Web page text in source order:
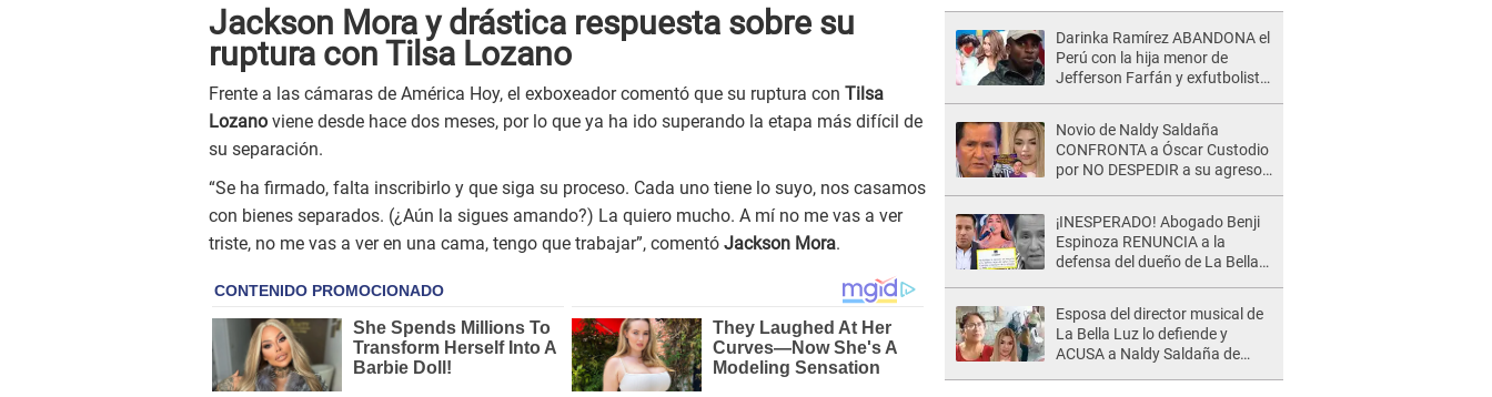
Jackson Mora y drástica respuesta sobre su
ruptura con Tilsa Lozano
Frente a las cámaras de América Hoy, el exboxeador comentó que su ruptura con Tilsa
Lozano viene desde hace dos meses, por lo que ya ha ido superando la etapa más difícil de
su separación.
“Se ha firmado, falta inscribirlo y que siga su proceso. Cada uno tiene lo suyo, nos casamos
con bienes separados. (¿Aún la sigues amando?) La quiero mucho. A mí no me vas a ver
triste, no me vas a ver en una cama, tengo que trabajar”, comentó Jackson Mora.
Darinka Ramírez ABANDONA el
Perú con la hija menor de
Jefferson Farfán y exfutbolista
Novio de Naldy Saldaña
CONFRONTA a Óscar Custodio
por NO DESPEDIR a su agresor
¡INESPERADO! Abogado Benji
Espinoza RENUNCIA a la
defensa del dueño de La Bella
Esposa del director musical de
La Bella Luz lo defiende y
ACUSA a Naldy Saldaña de